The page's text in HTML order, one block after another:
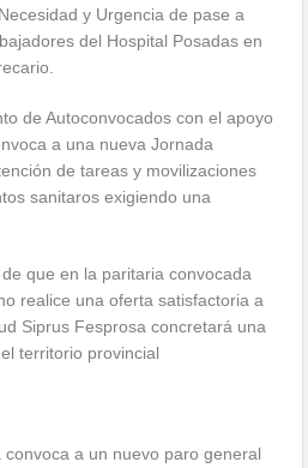
y Urgencia de pase a
del Hospital Posadas en
de Autoconvocados con el apoyo
a una nueva Jornada
de tareas y movilizaciones
sanitaros exigiendo una
que en la paritaria convocada
realice una oferta satisfactoria a
Siprus Fesprosa concretará una
territorio provincial
convoca a un nuevo paro general